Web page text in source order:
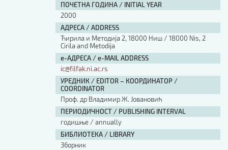
Шаблон прве стране и импресума [B5, ћир]
Шаблон прве стране и импресума [B5, лат]
Шаблон прве стране и импресума [B5, енг]
Етички кодекс
ПРЕТРАГА ИЗДАЊА
Наслов или део наслова
ПОЧЕТНА ГОДИНА / INITIAL YEAR
2000
АДРЕСА / ADDRESS
Ћирила и Методија 2, 18000 Ниш / 18000 Nis, 2
Cirila and Metodija
е-АДРЕСА / e-MAIL ADDRESS
ic@filfak.ni.ac.rs
УРЕДНИК / EDITOR – КООРДИНАТОР /
COORDINATOR
Проф. др Владимир Ж. Јовановић
ПЕРИОДИЧНОСТ / PUBLISHING INTERVAL
годишње / annually
БИБЛИОТЕКА / LIBRARY
Зборник